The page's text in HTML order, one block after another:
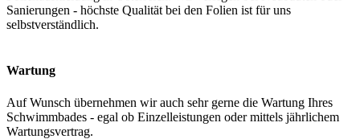
Sanierungen - höchste Qualität bei den Folien ist für uns
selbstverständlich.
Wartung
Auf Wunsch übernehmen wir auch sehr gerne die Wartung Ihres
Schwimmbades - egal ob Einzelleistungen oder mittels jährlichem
Wartungsvertrag.